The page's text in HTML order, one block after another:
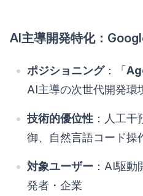
AI主導開発特化：
ポジショニング：「
AI主導の次世代開発環
技術的優位性 ：人工
御、自然言語コード操
対象ユーザー ：AI駆
発者・企業